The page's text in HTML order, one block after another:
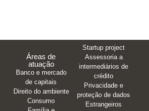
Áreas de
atuação
Banco e mercado
de capitais
Direito do ambiente
Consumo
Startup project
Assessoria a
intermediários de
crédito
Privacidade e
proteção de dados
Estrangeiros